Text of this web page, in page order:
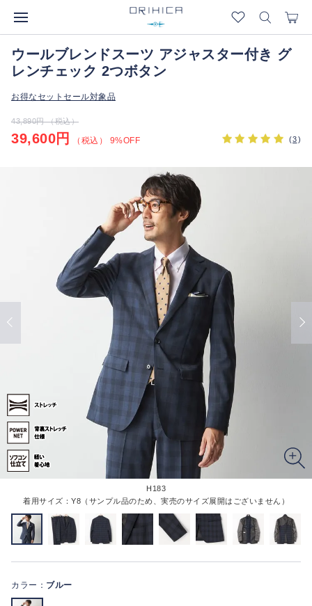
ウールブレンドスーツ アジャスター付き グ
レンチェック 2つボタン
お得なセットセール対象品
43,890円 （税込）
39,600円 （税込） 9%OFF (3)
H183
着用サイズ：Y8（サンプル品のため、実売のサイズ展開はございません）
カラー： ブルー